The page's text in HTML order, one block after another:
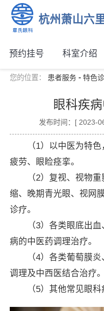
杭州萧山六
预约挂号 科室介绍
您的位置： 患者服务 -特色
眼科疾
发布时间：[ 2023-
（1）以中医为特
疲劳、眼睑痉挛。
（2）复视、视物
缩、晚期青光眼、视网
诊疗。
（3）各类眼底出
病的中医药调理治疗。
（4）各类葡萄膜
调理及中西医结合治疗。
（5）其他常见眼